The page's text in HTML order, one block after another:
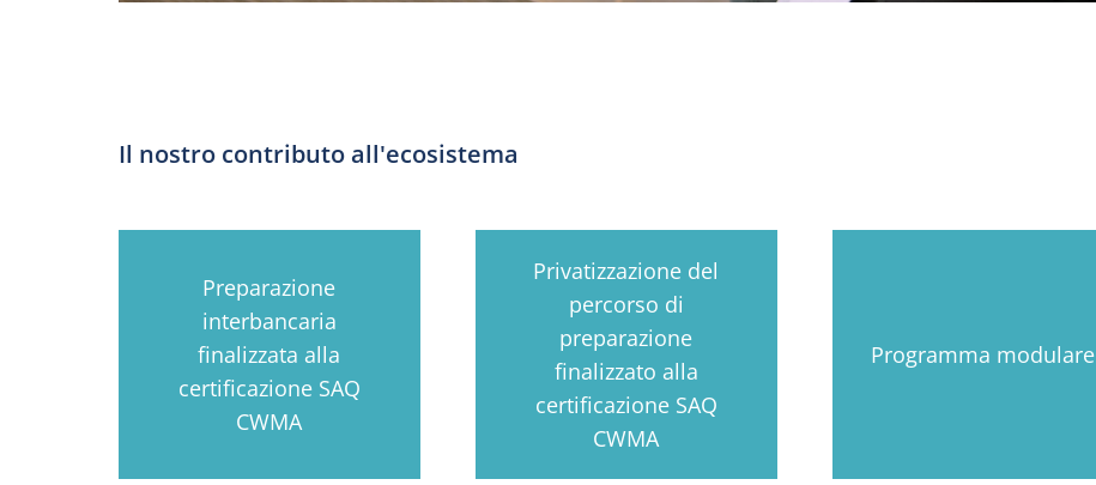
Il nostro contributo all'ecosistema
Preparazione
interbancaria
finalizzata alla
certificazione SAQ
CWMA
Privatizzazione del
percorso di
preparazione
finalizzato alla
certificazione SAQ
CWMA
Programma modulare